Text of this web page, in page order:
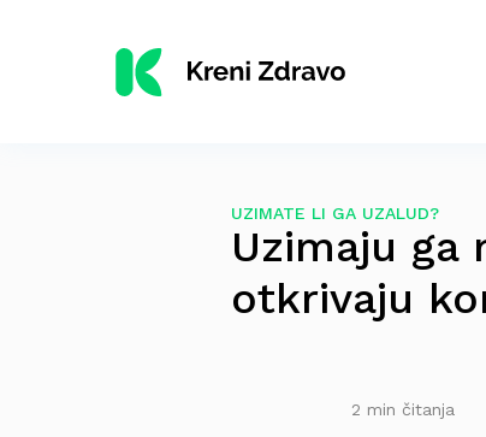
UZIMATE LI GA UZALUD?
Uzimaju
otkrivaju
2 min čitanja